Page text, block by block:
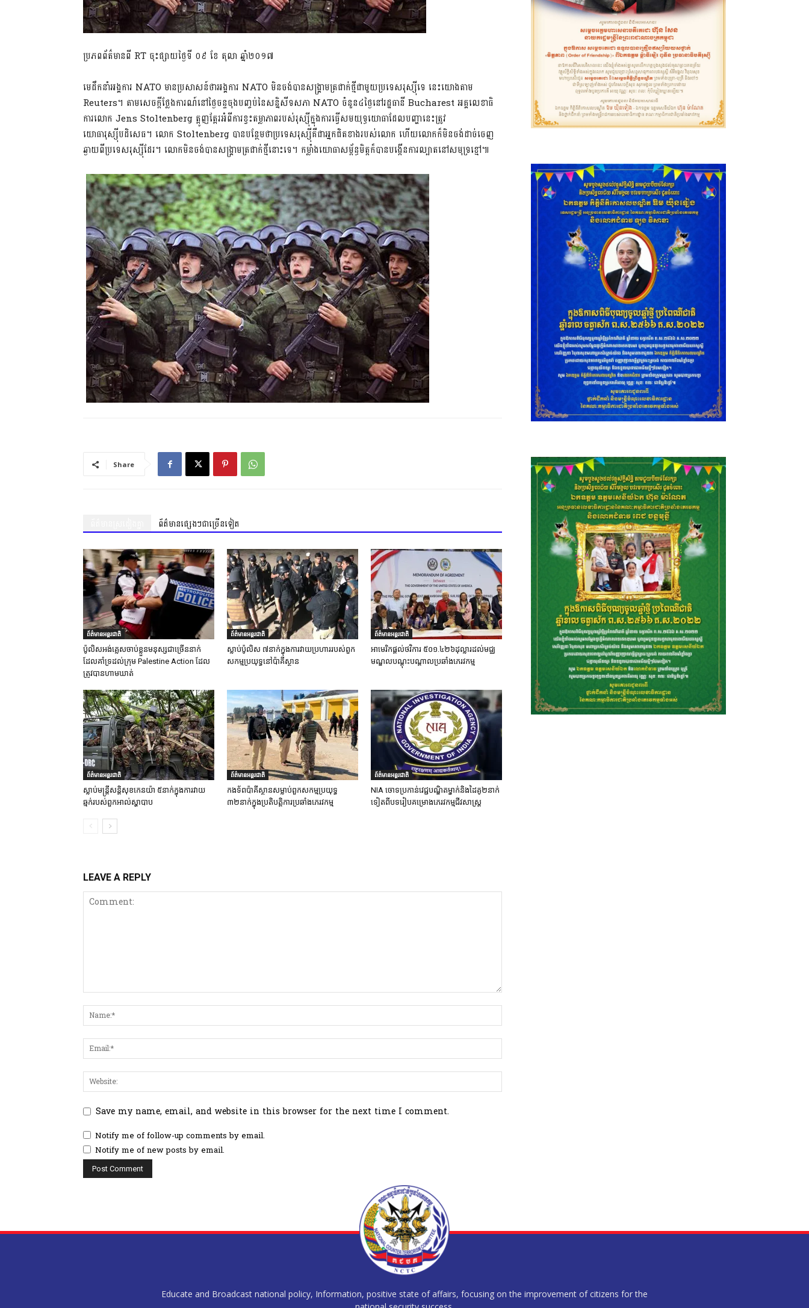
ប្រភពព័ត៌មានពី RT ចុះផ្សាយថ្ងៃទី ០៩ ខែ តុលា ឆ្នាំ២០១៧
មេដឹកនាំអង្គការ NATO មានប្រសាសន៍ថាអង្គការ NATO មិនចង់បានសង្រ្គាមត្រជាក់ថ្មីជាមួយប្រទេសរុស្ស៊ីទេ នេះយោងតាម
Reuters។ តាមសេចក្តីថ្លែងការណ៍នៅថ្ងៃចន្ទចុងបញ្ចប់នៃសន្និសីទសភា NATO ចំនួន៤ថ្ងៃនៅរដ្ឋធានី Bucharest អគ្គលេខាធិ
ការលោក Jens Stoltenberg ត្អូញត្អែរអំពីការខ្វះតម្លាភាពរបស់រុស្ស៊ីក្នុងការធ្វើសមយុទ្ធយោធាដែលបញ្ហានេះត្រូវ
យោធារុស្ស៊ីបដិសេធ។ លោក Stoltenberg បានបន្ថែមថាប្រទេសរុស្ស៊ីគឺជាអ្នកជិតខាងរបស់លោក ហើយលោកក៏មិនចង់ដាច់ចេញ
ឆ្ងាយពីប្រទេសរុស្ស៊ីដែរ។ លោកមិនចង់បានសង្រ្គាមត្រជាក់ថ្មីនោះទេ។ កម្លាំងយោធាសម្ព័ន្ធមិត្តក៏បានបង្កើនការល្បាតនៅសមុទ្រខ្មៅ៕
Share
ព័ត៌មានផ្សេងៗជាច្រើនទៀត
ព័ត៌មានអន្តរជាតិ
ប៉ូលិសអង់គ្លេសចាប់ខ្លួនមនុស្សជាច្រើននាក់
ដែលគាំទ្រដល់ក្រុម Palestine Action ដែល
ត្រូវបានហាមឃាត់
ព័ត៌មានអន្តរជាតិ
ស្លាប់ប៉ូលិស ៧នាក់ក្នុងការវាយប្រហាររបស់ពួក
សកម្មប្រយុទ្ធនៅប៉ាគីស្ថាន
ព័ត៌មានអន្តរជាតិ
អាមេរិកផ្តល់ថវិការ ៥០១.៤២៦ដុល្លារដល់មជ្ឈ
មណ្ឌលបណ្តុះបណ្តាលប្រឆាំងភេរវកម្ម
ព័ត៌មានអន្តរជាតិ
ស្លាប់មន្ត្រីសន្តិសុខកេនយ៉ា ៥នាក់ក្នុងការវាយ
ឆ្មក់របស់ពួកអាល់ស្ហាបាប
ព័ត៌មានអន្តរជាតិ
កងទ័ពប៉ាគីស្ថានសម្លាប់ពួកសកម្មប្រយុទ្ធ
៣២នាក់ក្នុងប្រតិបត្តិការប្រឆាំងភេរវកម្ម
ព័ត៌មានអន្តរជាតិ
NIA ចោទប្រកាន់វេជ្ជបណ្ឌិតម្នាក់និងដៃគូ២នាក់
ទៀតពីបទរៀបគម្រោងភេរវកម្មជីវសាស្ត្រ
LEAVE A REPLY
Save my name, email, and website in this browser for the next time I comment.
Notify me of follow-up comments by email.
Notify me of new posts by email.
Educate and Broadcast national policy, Information, positive state of affairs, focusing on the improvement of citizens for the